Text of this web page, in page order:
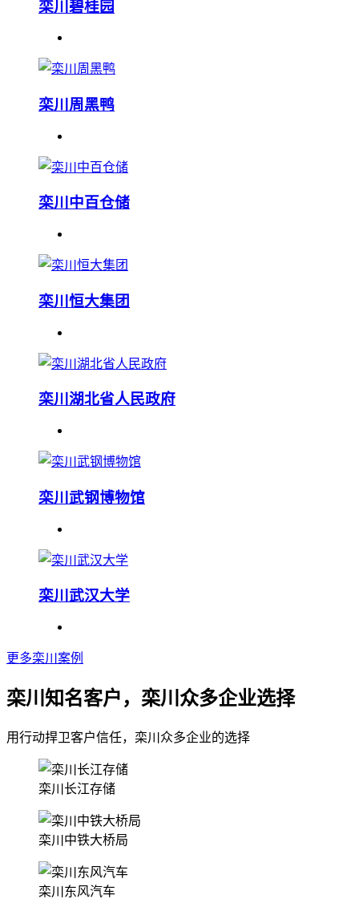
栾川碧桂园
栾川周黑鸭
栾川中百仓储
栾川恒大集团
栾川湖北省人民政府
栾川武钢博物馆
栾川武汉大学
更多栾川案例
栾川知名客户，栾川众多企业选择
用行动捍卫客户信任，栾川众多企业的选择
栾川长江存储
栾川中铁大桥局
栾川东风汽车